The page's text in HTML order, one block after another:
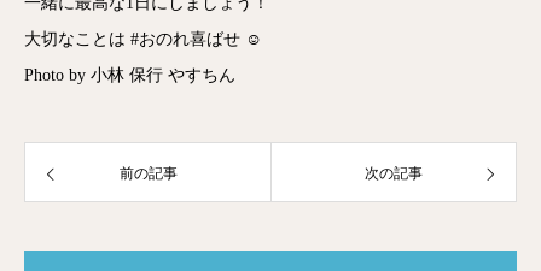
大切なことは #おのれ喜ばせ ☺️
Photo by 小林 保行 やすちん
前の記事 次の記事